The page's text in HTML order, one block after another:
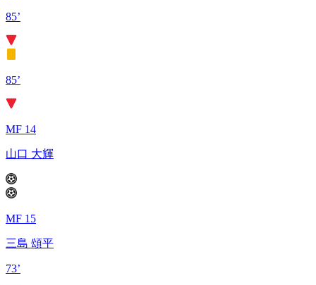
85’
85’
MF 14
山口 大輝
MF 15
三島 頌平
73’